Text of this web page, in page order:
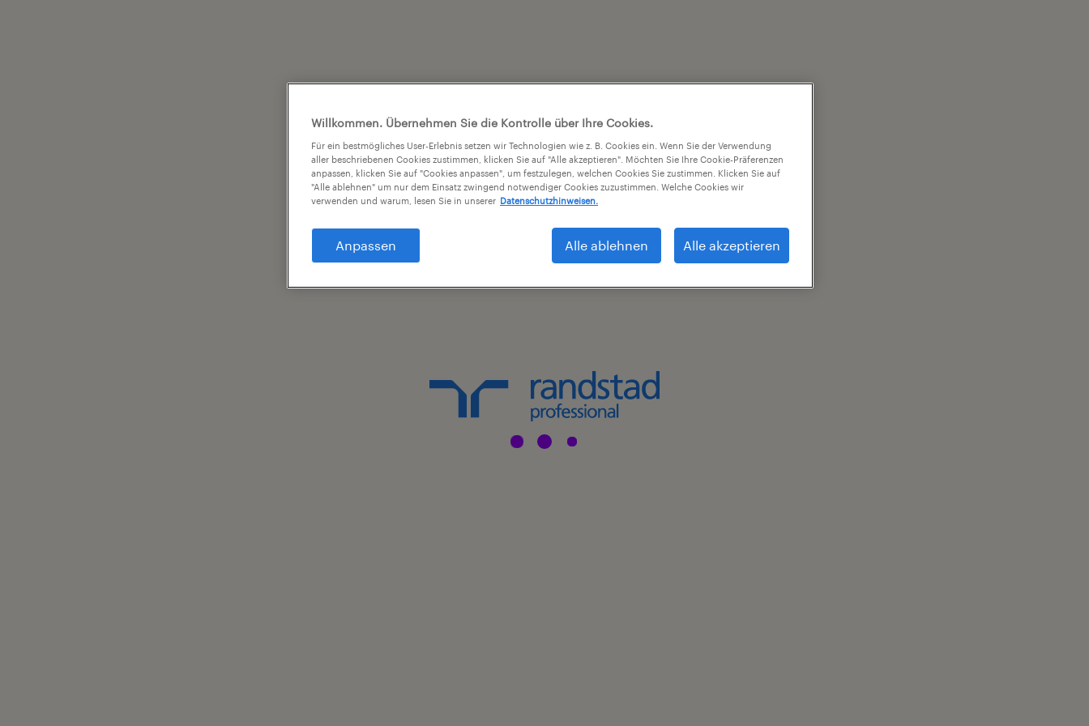
Willkommen. Übernehmen Sie die Kontrolle über Ihre Cookies.
Für ein bestmögliches User-Erlebnis setzen wir Technologien wie z. B. Cookies ein. Wenn Sie der Verwendung
aller beschriebenen Cookies zustimmen, klicken Sie auf "Alle akzeptieren". Möchten Sie Ihre Cookie-Präferenzen
anpassen, klicken Sie auf "Cookies anpassen", um festzulegen, welchen Cookies Sie zustimmen. Klicken Sie auf
"Alle ablehnen" um nur dem Einsatz zwingend notwendiger Cookies zuzustimmen. Welche Cookies wir
verwenden und warum, lesen Sie in unserer Datenschutzhinweisen.
Anpassen Alle ablehnen Alle akzeptieren